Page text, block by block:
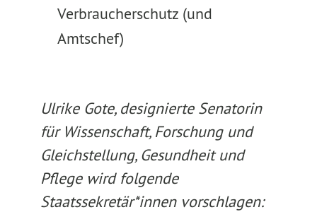
Verbraucherschutz (und
Amtschef)
Ulrike Gote, designierte Senatorin
für Wissenschaft, Forschung und
Gleichstellung, Gesundheit und
Pflege wird folgende
Staatssekretär*innen vorschlagen: